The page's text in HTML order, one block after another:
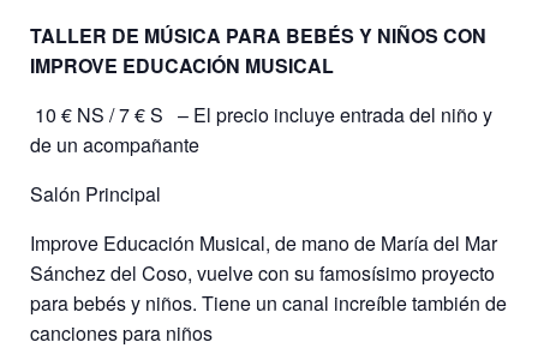
TALLER DE MÚSICA PARA BEBÉS Y NIÑOS CON
IMPROVE EDUCACIÓN MUSICAL
10 € NS / 7 € S – El precio incluye entrada del niño y
de un acompañante
Salón Principal
Improve Educación Musical, de mano de María del Mar
Sánchez del Coso, vuelve con su famosísimo proyecto
para bebés y niños. Tiene un canal increíble también de
canciones para niños